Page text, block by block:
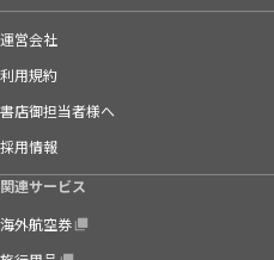
運営会社
利用規約
書店御担当者様へ
採用情報
関連サービス
海外航空券